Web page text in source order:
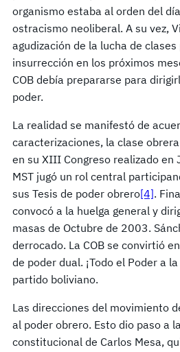
organismo estaba al orden del
ostracismo neoliberal. A su vez,
agudización de la lucha de
insurrección en los próximos
COB debía prepararse para
poder.
La realidad se manifestó de
caracterizaciones, la clase
en su XIII Congreso realizado en
MST jugó un rol central
sus Tesis de poder obrero[4].
convocó a la huelga general y
masas de Octubre de 2003.
derrocado. La COB se convirtió
de poder dual. ¡Todo el Poder a
partido boliviano.
Las direcciones del movimiento
al poder obrero. Esto dio paso a
constitucional de Carlos Mesa,